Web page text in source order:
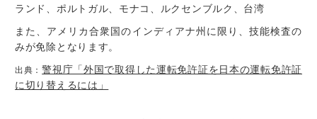
ランド、ポルトガル、モナコ、ルクセンブルク、台湾
また、アメリカ合衆国のインディアナ州に限り、技能検査の
みが免除となります。
出典：警視庁「外国で取得した運転免許証を日本の運転免許証
に切り替えるには」